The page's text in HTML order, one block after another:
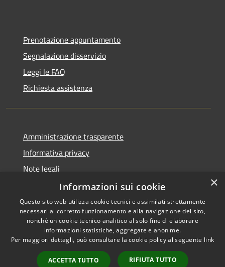
Prenotazione appuntamento
Segnalazione disservizio
Leggi le FAQ
Richiesta assistenza
Amministrazione trasparente
Informativa privacy
Note legali
Dichiarazione di accessibilità
RSS
Accessibilità
Copyright © 2026 • Città di
Municipium•
Accesso
×
Informazioni sui cookie
Questo sito web utilizza cookie tecnici e assimilati strettamente
necessari al corretto funzionamento e alla navigazione del sito,
nonché un cookie tecnico analitico al solo fine di elaborare
informazioni statistiche, aggregate e anonime.
Per maggiori dettagli, può consultare la cookie policy al seguente link
ACCETTA TUTTO RIFIUTA TUTTO